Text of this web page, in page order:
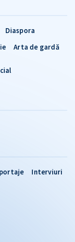
Interviuri
Diaspora
Arta de gardă